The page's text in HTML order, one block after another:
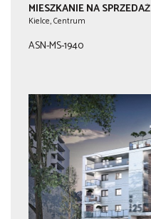
MIESZKANIE NA SPRZEDAŻ
Kielce, Centrum
ASN-MS-1940